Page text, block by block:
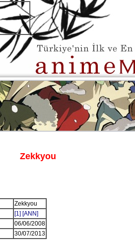
Zekkyou
Zekkyou
[1] [ANN]
06/06/2008
30/07/2013